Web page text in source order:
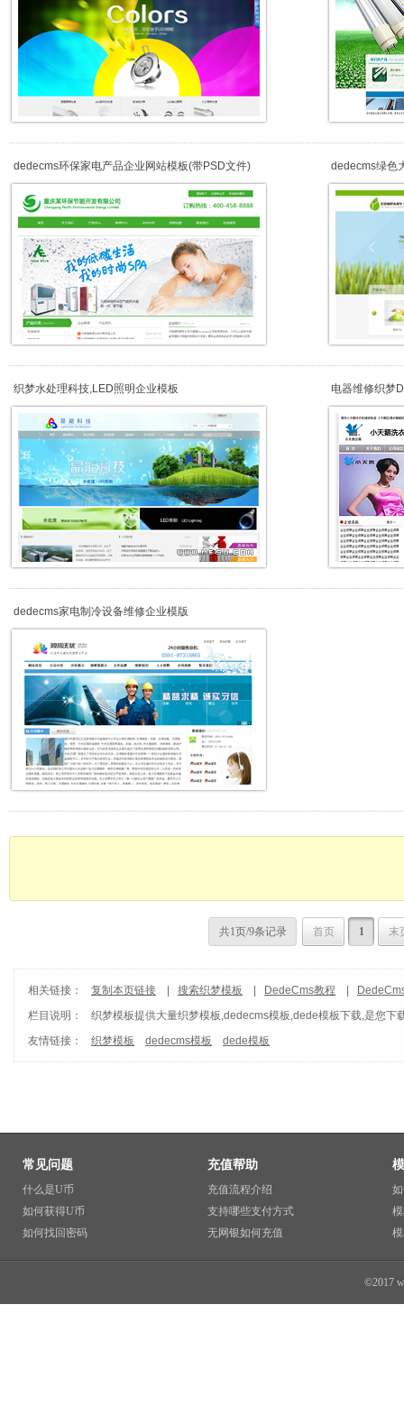
dedecms环保家电产品企业网站模板(带PSD文件) dedecms绿色
织梦水处理科技,LED照明企业模板 电器维修织梦
dedecms家电制冷设备维修企业模版
共1页/9条记录 首页 1 末
相关链接： 复制本页链接 搜索织梦模板 DedeCms教程
栏目说明：
织梦模板提供大量织梦模板,dedecms模板,dede模板下载,是您
友情链接：
织梦模板 dedecms模板 dede模板
常见问题
什么是U币
如何获得U币
如何找回密码
充值帮助
充值流程介绍
支持哪些支付方式
无网银如何充值
©2017